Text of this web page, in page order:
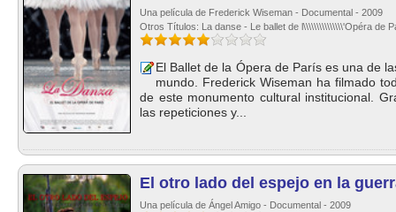
Una película de Frederick Wiseman - Documental - 2009
Otros Títulos: La danse - Le ballet de l\\\\\\\\\\\\\\\'Opéra de
El Ballet de la Ópera de París es una de
mundo. Frederick Wiseman ha filmado
de este monumento cultural institucional.
las repeticiones y...
El otro lado del espejo en la
Una película de Ángel Amigo - Documental - 2009